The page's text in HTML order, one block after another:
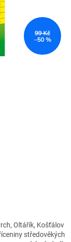
99 Kč
–50 %
Oltářík, Košťálov
středověkých